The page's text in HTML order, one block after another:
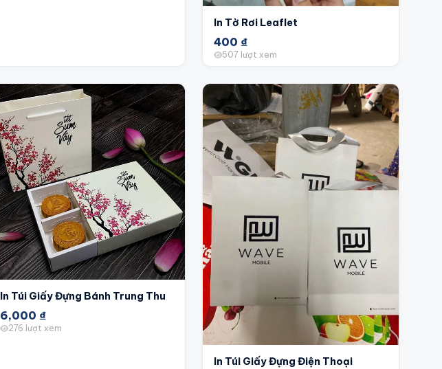
In Tờ Rơi Leaflet
400 ₫
507 lượt xem
In Túi Giấy Đựng Bánh Trung Thu
6,000 ₫
276 lượt xem
In Túi Giấy Đựng Điện Thoại